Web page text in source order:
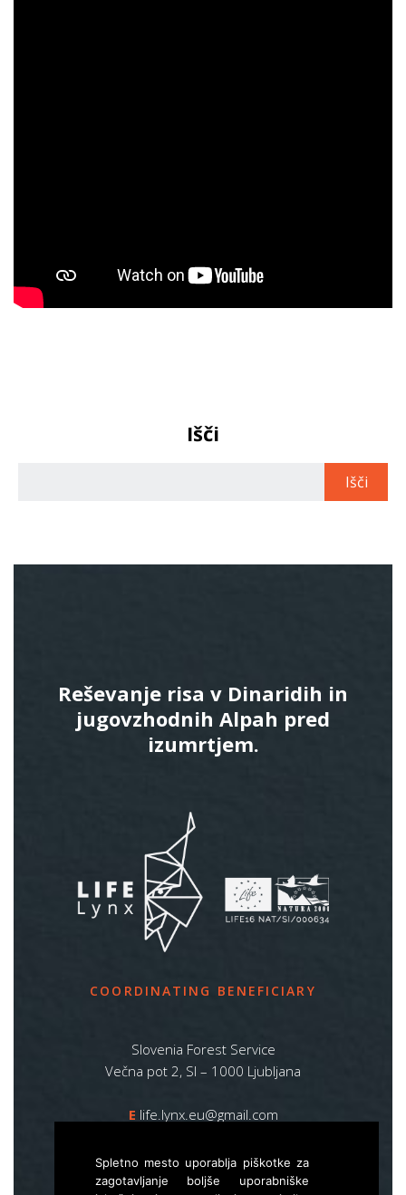
Išči
Reševanje risa v Dinaridih in
jugovzhodnih Alpah pred
izumrtjem.
COORDINATING BENEFICIARY
Slovenia Forest Service
Večna pot 2, SI – 1000 Ljubljana
E life.lynx.eu@gmail.com
Sitemap
Spletno mesto uporablja piškotke za
zagotavljanje boljše uporabniške